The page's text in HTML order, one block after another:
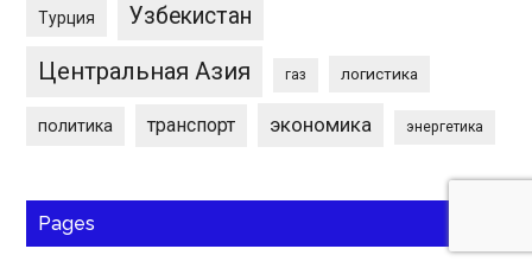
Турция Узбекистан
Центральная Азия газ логистика
политика транспорт экономика энергетика
Pages